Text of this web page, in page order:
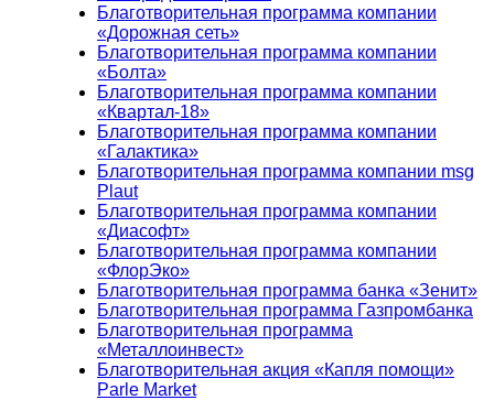
Благотворительная программа компании
«Дорожная сеть»
Благотворительная программа компании
«Болта»
Благотворительная программа компании
«Квартал-18»
Благотворительная программа компании
«Галактика»
Благотворительная программа компании msg
Plaut
Благотворительная программа компании
«Диасофт»
Благотворительная программа компании
«ФлорЭко»
Благотворительная программа банка «Зенит»
Благотворительная программа Газпромбанка
Благотворительная программа
«Металлоинвест»
Благотворительная акция «Капля помощи»
Parle Market